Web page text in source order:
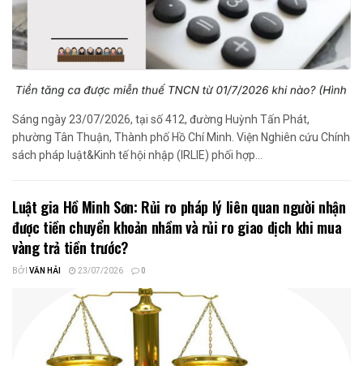
Sáng ngày 23/07/2026, tại số 412, đường Huỳnh Tấn Phát,
phường Tân Thuận, Thành phố Hồ Chí Minh. Viện Nghiên cứu Chính
sách pháp luật&Kinh tế hội nhập (IRLIE) phối hợp...
Luật gia Hồ Minh Sơn: Rủi ro pháp lý liên quan người nhận
được tiền chuyển khoản nhầm và rủi ro giao dịch khi mua
vàng trả tiền trước?
BỞI VĂN HẢI 23/07/2026 0